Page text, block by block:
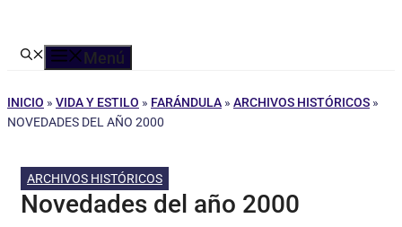
Menú
INICIO » VIDA Y ESTILO » FARÁNDULA » ARCHIVOS HISTÓRICOS »
NOVEDADES DEL AÑO 2000
ARCHIVOS HISTÓRICOS
Novedades del año 2000